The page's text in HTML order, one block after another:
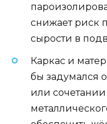
снижает риск
сырости в
Каркас и
бы задумался
или